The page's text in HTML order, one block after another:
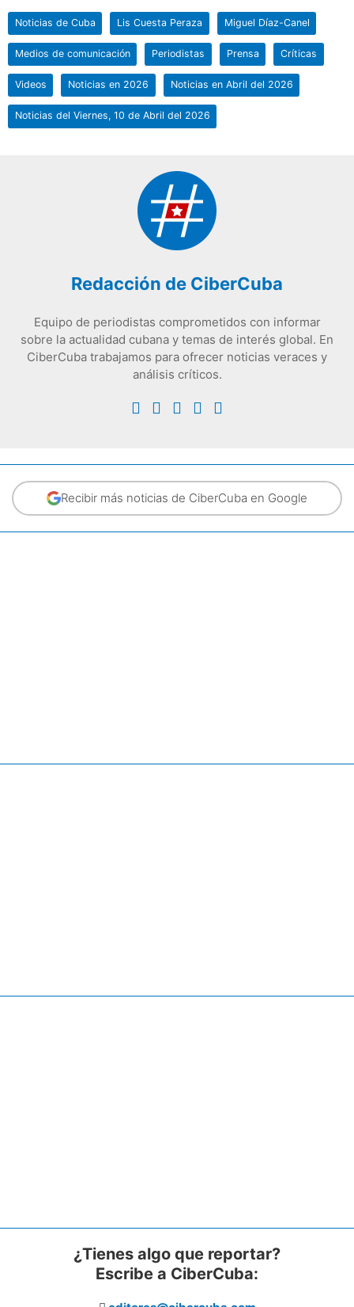
Noticias de Cuba Lis Cuesta Peraza Miguel Díaz-Canel
Medios de comunicación Periodistas Prensa Críticas
Videos Noticias en 2026 Noticias en Abril del 2026
Noticias del Viernes, 10 de Abril del 2026
Redacción de CiberCuba
Equipo de periodistas comprometidos con informar
sobre la actualidad cubana y temas de interés global. En
CiberCuba trabajamos para ofrecer noticias veraces y
análisis críticos.
Recibir más noticias de CiberCuba en Google
¿Tienes algo que reportar?
Escribe a CiberCuba: